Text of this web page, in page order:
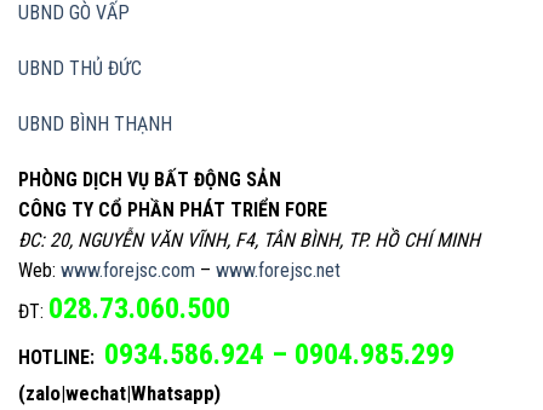
UBND GÒ VẤP
UBND THỦ ĐỨC
UBND BÌNH THẠNH
PHÒNG DỊCH VỤ BẤT ĐỘNG SẢN
CÔNG TY CỔ PHẦN PHÁT TRIỂN FORE
ĐC: 20, NGUYỄN VĂN VĨNH, F4, TÂN BÌNH, TP. HỒ CHÍ MINH
Web: www.forejsc.com – www.forejsc.net
ĐT: 028.73.060.500
HOTLINE: 0934.586.924 – 0904.985.299
(zalo|wechat|Whatsapp)